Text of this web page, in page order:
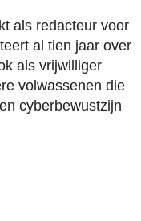
als redacteur voor
al tien jaar over
als vrijwilliger
volwassenen die
cyberbewustzijn